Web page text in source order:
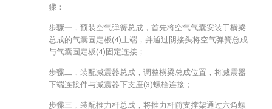
骤：
步骤一，预装空气弹簧总成，首先将空气气囊安装于横梁
总成的气囊固定板(4)上端，并通过阴接头将空气弹簧总成
与气囊固定板(4)固定连接；
步骤二，装配减震器总成，调整横梁总成位置，将减震器
下端连接件与减震器下支座(3)螺栓连接；
步骤三，装配推力杆总成，将推力杆前支撑架通过六角螺